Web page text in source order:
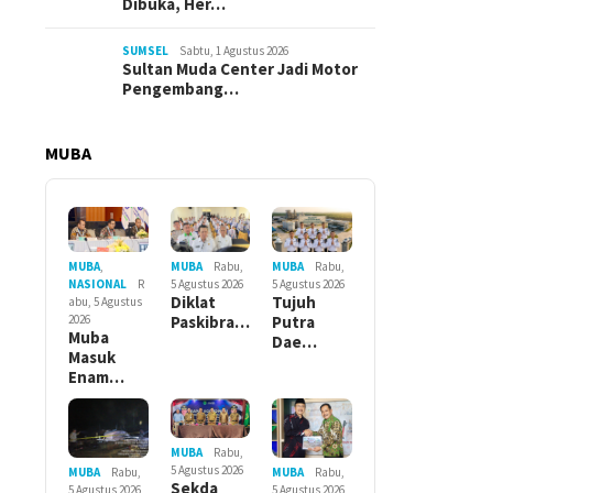
SUMSEL Sabtu, 1 Agustus 2026
Sultan Muda Center Jadi Motor
Pengembang…
MUBA
MUBA,
NASIONAL
R
abu, 5 Agustus
2026
Muba
Masuk
Enam…
MUBA
Rabu,
5 Agustus 2026
Diklat
Paskibra…
MUBA
Rabu,
5 Agustus 2026
Tujuh
Putra
Dae…
MUBA
Rabu,
MUBA
Rabu,
5 Agustus 2026
Sekda
MUBA
Rabu,